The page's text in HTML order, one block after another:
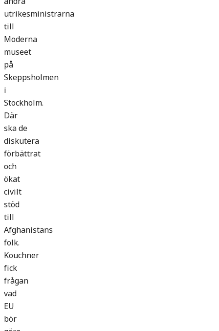
utrikesministrarna
till
Moderna
museet
på
Skeppsholmen
i
Stockholm.
Där
ska de
diskutera
förbättrat
och
ökat
civilt
stöd
till
Afghanistans
folk.
Kouchner
fick
frågan
vad
EU
bör